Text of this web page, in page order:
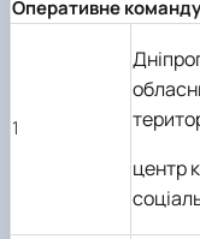
Оперативне
1
центр